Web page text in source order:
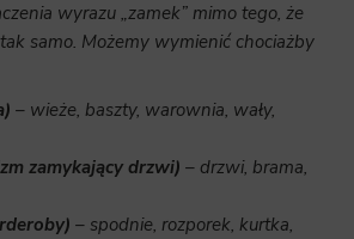
wyrazu „zamek” mimo tego, że
samo. Możemy wymienić chociażby
– wieże, baszty, warownia, wały,
zamykający drzwi) – drzwi, brama,
– spodnie, rozporek, kurtka,